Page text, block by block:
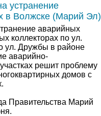
устранение
в Волжске (Марий Эл)
аварийных
коллекторах по ул.
ул. Дружбы в районе
аварийно-
решит проблему
домов с
Правительства Марий